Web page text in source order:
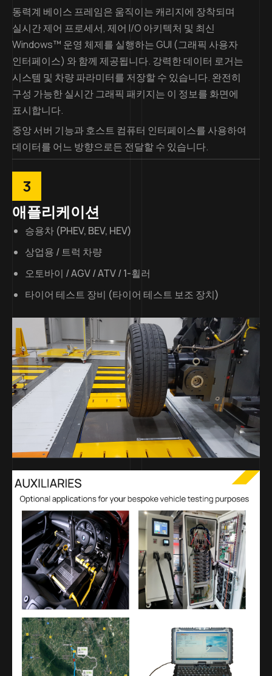
동력계 베이스 프레임은 움직이는 캐리지에 장착되며
실시간 제어 프로세서, 제어 I/O 아키텍처 및 최신
Windows™ 운영 체제를 실행하는 GUI (그래픽 사용자
인터페이스) 와 함께 제공됩니다. 강력한 데이터 로거는
시스템 및 차량 파라미터를 저장할 수 있습니다. 완전히
구성 가능한 실시간 그래픽 패키지는 이 정보를 화면에
표시합니다.
중앙 서버 기능과 호스트 컴퓨터 인터페이스를 사용하여
데이터를 어느 방향으로든 전달할 수 있습니다.
3
애플리케이션
승용차 (PHEV, BEV, HEV)
상업용 / 트럭 차량
오토바이 / AGV / ATV / 1-휠러
타이어 테스트 장비 (타이어 테스트 보조 장치)